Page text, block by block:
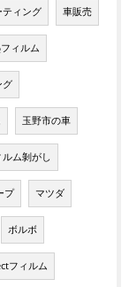
ティング 車販売
ィルム
グ
玉野市の車
ルム剝がし
プ マツダ
ボルボ
フィルム